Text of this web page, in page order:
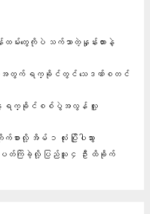
ထမ်းတွေကိုပဲ သက်သာတဲ့နှုန်းထားနဲ့
အတွက် ရက္ခိုင်တွင် သေဒဏ်စတင်
ရက္ခိုင်စစ်ပွဲအလွန် လူ့
တိုက်စားလို့ အိမ် ၁ လုံး ပြိုပါသွား
ဗုံးပတ်ကြဲခဲ့လို့ ပြည်သူ ၄ ဦး ထိခိုက်